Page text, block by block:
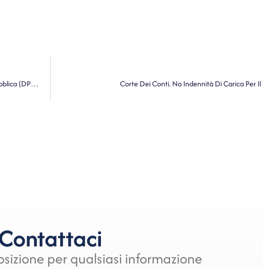
Consiglio Dei Ministri. Approvato Il Documento Programmatico Di Finanza Pubblica (DPFP) Corte Dei Conti. No Indennità Di Carica Per
per qualsiasi informazione